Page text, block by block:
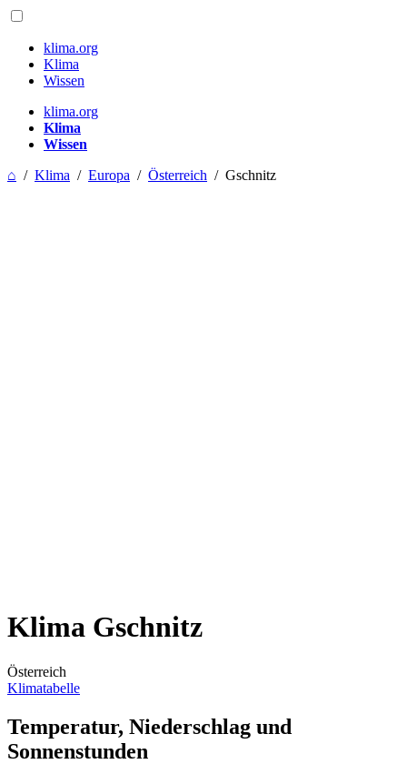
klima.org
Klima
Wissen
klima.org
Klima
Wissen
⌂ / Klima / Europa / Österreich / Gschnitz
Klima Gschnitz
Österreich
Klimatabelle
Temperatur, Niederschlag und
Sonnenstunden